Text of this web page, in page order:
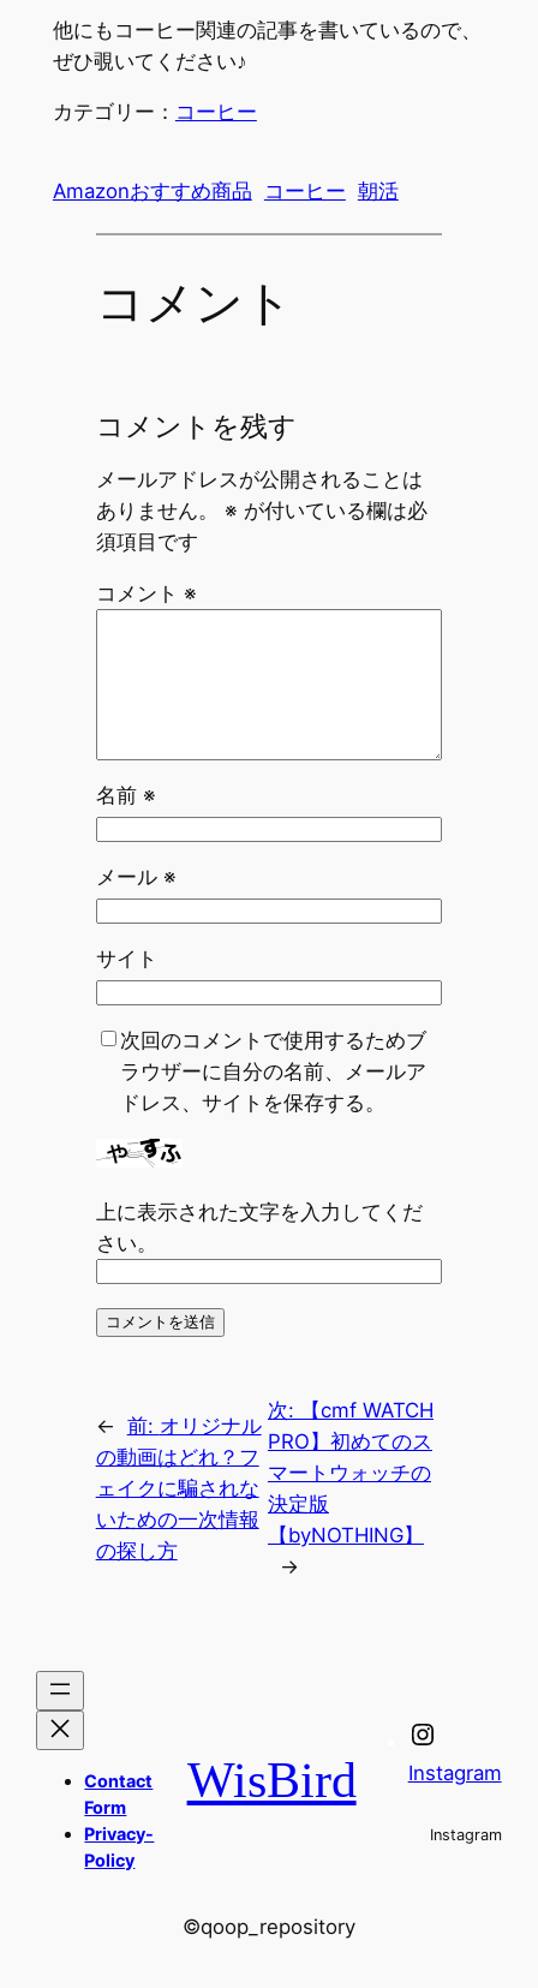
他にもコーヒー関連の記事を書いているので、
ぜひ覗いてください♪
カテゴリー： コーヒー
Amazonおすすめ商品 コーヒー 朝活
コメント
コメントを残す
メールアドレスが公開されることは
ありません。
※ が付いている欄は必
須項目です
コメント ※
名前 ※
メール ※
サイト
次回のコメントで使用するためブ
ラウザーに自分の名前、メールア
ドレス、サイトを保存する。
上に表示された文字を入力してくだ
さい。
← 前: オリジナル
の動画はどれ？フ
ェイクに騙されな
いための一次情報
の探し方
次:
【cmf WATCH
PRO】初めてのス
マートウォッチの
決定版
【byNOTHING】
→
Contact
Form
Privacy-
Policy
WisBird Instagram
Instagram
©qoop_repository